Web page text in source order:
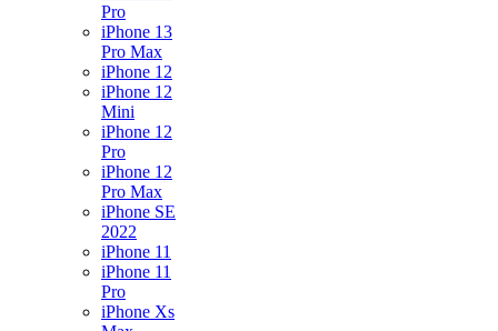
Pro
iPhone 13
Pro Max
iPhone 12
iPhone 12
Mini
iPhone 12
Pro
iPhone 12
Pro Max
iPhone SE
2022
iPhone 11
iPhone 11
Pro
iPhone Xs